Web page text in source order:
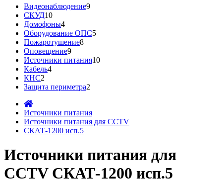
Видеонаблюдение9
СКУД10
Домофоны4
Оборудование ОПС5
Пожаротушение8
Оповещение9
Источники питания10
Кабель4
КНС2
Защита периметра2
Источники питания
Источники питания для CCTV
СКАТ-1200 исп.5
Источники питания для
CCTV СКАТ-1200 исп.5